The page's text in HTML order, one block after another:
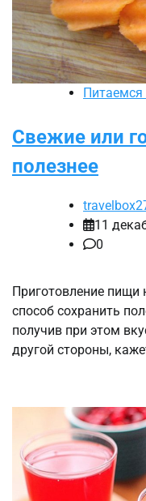
Питаемся
Свежие или
полезнее
11
0
Приготовление пищи
способ сохранить
получив при этом
другой стороны,